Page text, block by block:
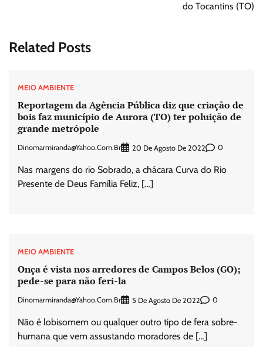
do Tocantins (TO)
Related Posts
MEIO AMBIENTE
Reportagem da Agência Pública diz que criação de
bois faz município de Aurora (TO) ter poluição de
grande metrópole
Dinomarmiranda@yahoo.com.br 20 De Agosto De 2022 0
Nas margens do rio Sobrado, a chácara Curva do Rio
Presente de Deus Família Feliz, […]
MEIO AMBIENTE
Onça é vista nos arredores de Campos Belos (GO);
pede-se para não feri-la
Dinomarmiranda@yahoo.com.br 5 De Agosto De 2022 0
Não é lobisomem ou qualquer outro tipo de fera sobre-
humana que vem assustando moradores de […]